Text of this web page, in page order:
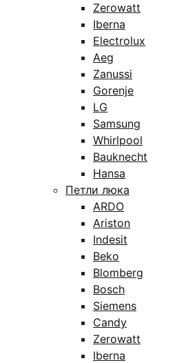
Zerowatt
Iberna
Electrolux
Aeg
Zanussi
Gorenje
LG
Samsung
Whirlpool
Bauknecht
Hansa
Петли люка
ARDO
Ariston
Indesit
Beko
Blomberg
Bosch
Siemens
Candy
Zerowatt
Iberna